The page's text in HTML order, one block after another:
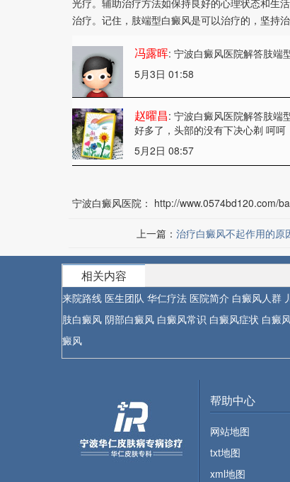
治疗。记住，肢端型白癜风是可以治疗的，坚持治
冯露晖: 宁波白癜风医院解答肢端
5月3日 01:58
赵曜昌: 宁波白癜风医院解答肢端
好多了，头部的没有下决心剃 呵呵
5月2日 08:57
宁波白癜风医院： http://www.0574bd120.com/
上一篇：治疗白癜风不起作用的原
相关内容
来院路线 医生团队 华仁疗法 医院简介 白癜风人群
肢白癜风 阴部白癜风 白癜风常识 白癜风症状 白癜
癜风
帮助中心
网站地图
txt地图
xml地图